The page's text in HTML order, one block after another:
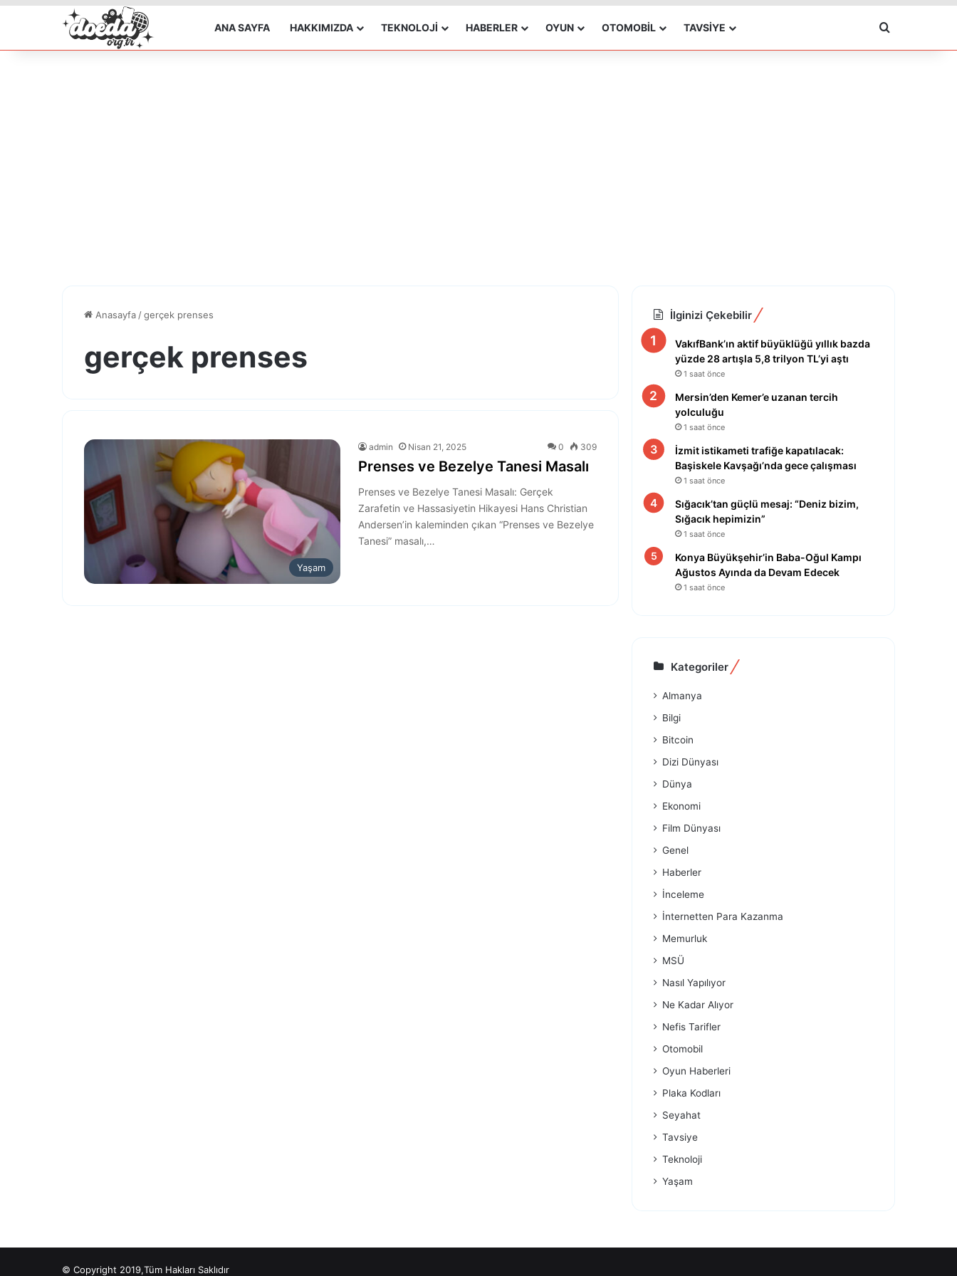
ANA SAYFA HAKKIMIZDA TEKNOLOJI HABERLER OYUN OTOMOBIL TAVSIYE Arama yap
Anasayfa /gerçek prenses
gerçek prenses
Yaşam
admin Nisan 21, 2025 0 309
Prenses ve Bezelye Tanesi Masalı
Prenses ve Bezelye Tanesi Masalı: Gerçek
Zarafetin ve Hassasiyetin Hikayesi Hans Christian
Andersen’in kaleminden çıkan “Prenses ve Bezelye
Tanesi” masalı,…
İlginizi Çekebilir
VakıfBank’ın aktif büyüklüğü yıllık bazda
yüzde 28 artışla 5,8 trilyon TL’yi aştı
1 saat önce
Mersin’den Kemer’e uzanan tercih
yolculuğu
1 saat önce
İzmit istikameti trafiğe kapatılacak:
Başiskele Kavşağı’nda gece çalışması
1 saat önce
Sığacık’tan güçlü mesaj: “Deniz bizim,
Sığacık hepimizin”
1 saat önce
Konya Büyükşehir’in Baba-Oğul Kampı
Ağustos Ayında da Devam Edecek
1 saat önce
Kategoriler
Almanya
Bilgi
Bitcoin
Dizi Dünyası
Dünya
Ekonomi
Film Dünyası
Genel
Haberler
İnceleme
İnternetten Para Kazanma
Memurluk
MSÜ
Nasıl Yapılıyor
Ne Kadar Alıyor
Nefis Tarifler
Otomobil
Oyun Haberleri
Plaka Kodları
Seyahat
Tavsiye
Teknoloji
Yaşam
© Copyright 2019,Tüm Hakları Saklıdır